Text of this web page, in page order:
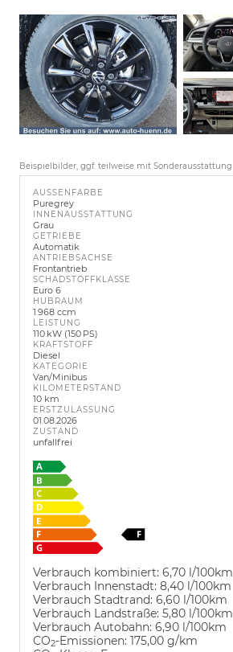
Beispielbilder, ggf. teilweise mit Sonderausstattung
AUSSENFARBE
Puregrey
INNENAUSSTATTUNG
Grau
GETRIEBE
Automatik
ANTRIEBSACHSE
Frontantrieb
SCHADSTOFFKLASSE
Euro 6
HUBRAUM
1.968 ccm
LEISTUNG
110 kW (150 PS)
KRAFTSTOFF
Diesel
KATEGORIE
Van/Minibus
KILOMETERSTAND
10 km
ERSTZULASSUNG
01.08.2026
ZUSTAND
unfallfrei
Verbrauch kombiniert: 6,70 l/100km
Verbrauch Innenstadt: 8,40 l/100km
Verbrauch Stadtrand: 6,60 l/100km
Verbrauch Landstraße: 5,80 l/100km
Verbrauch Autobahn: 6,90 l/100km
CO2-Emissionen: 175,00 g/km